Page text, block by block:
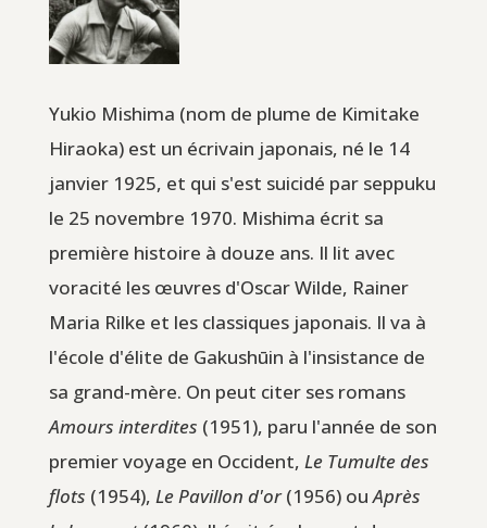
Yukio Mishima (nom de plume de Kimitake
Hiraoka) est un écrivain japonais, né le 14
janvier 1925, et qui s'est suicidé par seppuku
le 25 novembre 1970. Mishima écrit sa
première histoire à douze ans. Il lit avec
voracité les œuvres d'Oscar Wilde, Rainer
Maria Rilke et les classiques japonais. Il va à
l'école d'élite de Gakushūin à l'insistance de
sa grand-mère. On peut citer ses romans
Amours interdites (1951), paru l'année de son
premier voyage en Occident, Le Tumulte des
flots (1954), Le Pavillon d'or(1956) ouAprès